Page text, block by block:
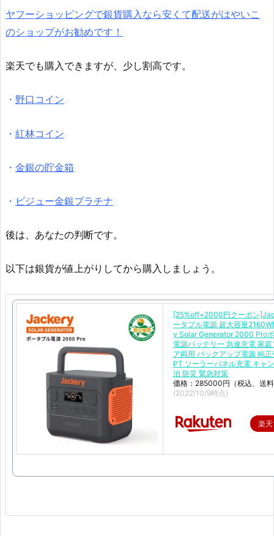
ヤフーショッピングで銀貨購入なら安くて配送がはやいこ
のショップがお勧めです！
楽天でも購入できますが、少し割高です。
・ 野口コイン
・ 紅林コイン
・ 金銀の貯金箱
・ ビジュー金銀プラチナ
後は、あなたの判断です。
以下は銀貨が値上がりしてから購入しましょう。
[25%off+2000円クーポン
ータブル電源 超大容量
y Solar Generator 2000 Pro
電源バッテリー 急速充電 家
ア両用 バックアップ電源 純
PT ソーラーパネル充電 キャ
泊 防災 緊急対策
価格：285000円（税込、送
(2022/10/9時点)
楽